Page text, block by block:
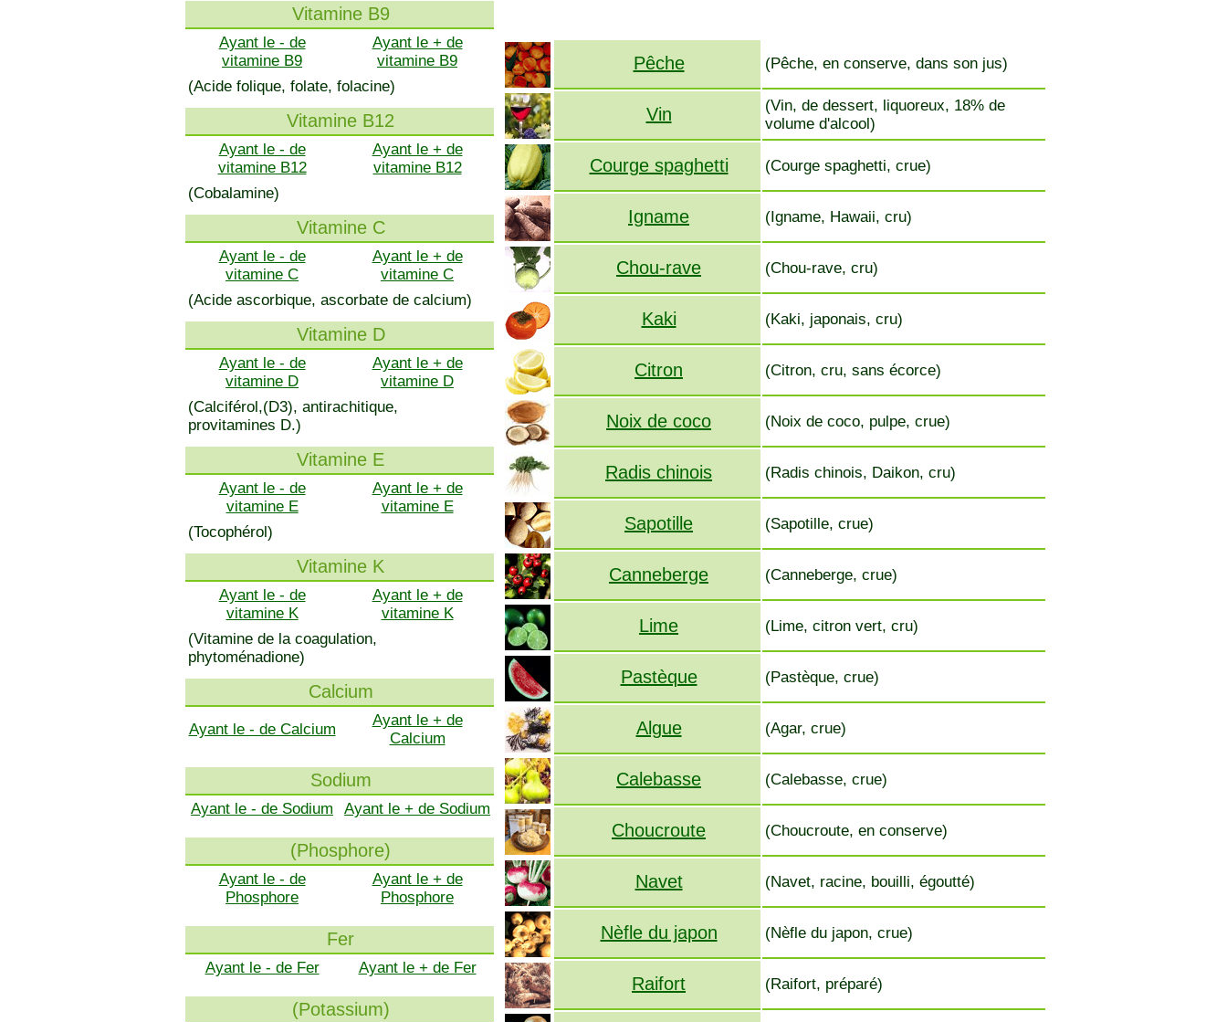
Vitamine B9
Ayant le - de
vitamine B9
Ayant le + de
vitamine B9
(Acide folique, folate, folacine)
Vitamine B12
Ayant le - de
vitamine B12
Ayant le + de
vitamine B12
(Cobalamine)
Vitamine C
Ayant le - de
vitamine C
Ayant le + de
vitamine C
(Acide ascorbique, ascorbate de calcium)
Vitamine D
Ayant le - de
vitamine D
Ayant le + de
vitamine D
(Calciférol,(D3), antirachitique,
provitamines D.)
Vitamine E
Ayant le - de
vitamine E
Ayant le + de
vitamine E
(Tocophérol)
Vitamine K
Ayant le - de
vitamine K
Ayant le + de
vitamine K
(Vitamine de la coagulation,
phytoménadione)
Calcium
Ayant le - de Calcium
Ayant le + de
Calcium
Sodium
Ayant le - de Sodium Ayant le + de Sodium
(Phosphore)
Ayant le - de
Phosphore
Ayant le + de
Phosphore
Fer
Ayant le - de Fer Ayant le + de Fer
(Potassium)
Pêche (Pêche, en conserve, dans son jus)
Vin
(Vin, de dessert, liquoreux, 18% de
volume d'alcool)
Courge spaghetti (Courge spaghetti, crue)
Igname (Igname, Hawaii, cru)
Chou-rave (Chou-rave, cru)
Kaki (Kaki, japonais, cru)
Citron (Citron, cru, sans écorce)
Noix de coco (Noix de coco, pulpe, crue)
Radis chinois (Radis chinois, Daikon, cru)
Sapotille (Sapotille, crue)
Canneberge (Canneberge, crue)
Lime (Lime, citron vert, cru)
Pastèque (Pastèque, crue)
Algue (Agar, crue)
Calebasse (Calebasse, crue)
Choucroute (Choucroute, en conserve)
Navet (Navet, racine, bouilli, égoutté)
Nèfle du japon (Nèfle du japon, crue)
Raifort (Raifort, préparé)